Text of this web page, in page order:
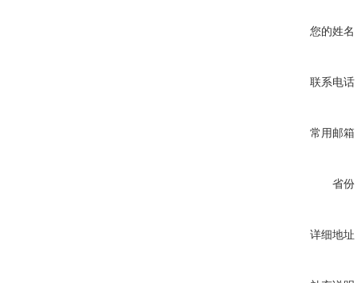
您的姓名
联系电话
常用邮箱
省份
详细地址